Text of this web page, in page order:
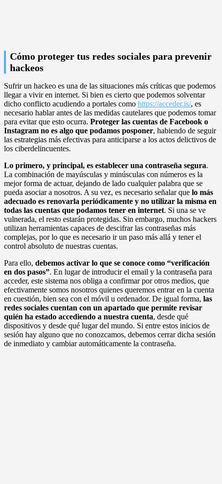
Cómo proteger tus redes sociales para prevenir
hackeos
Sufrir un hackeo es una de las situaciones más críticas que podemos
llegar a vivir en internet. Si bien es cierto que podemos solventar
dicho conflicto acudiendo a portales como https://acceder.is/, es
necesario hablar antes de las medidas cautelares que podemos tomar
para evitar que esto ocurra. Proteger las cuentas de Facebook o
Instagram no es algo que podamos posponer, habiendo de seguir
las estrategias más efectivas para anticiparse a los actos delictivos de
los ciberdelincuentes.
Lo primero, y principal, es establecer una contraseña segura.
La combinación de mayúsculas y minúsculas con números es la
mejor forma de actuar, dejando de lado cualquier palabra que se
pueda asociar a nosotros. A su vez, es necesario señalar que lo más
adecuado es renovarla periódicamente y no utilizar la misma en
todas las cuentas que podamos tener en internet. Si una se ve
vulnerada, el resto estarán protegidas. Sin embargo, muchos hackers
utilizan herramientas capaces de descifrar las contraseñas más
complejas, por lo que es necesario ir un paso más allá y tener el
control absoluto de nuestras cuentas.
Para ello, debemos activar lo que se conoce como “verificación
en dos pasos”. En lugar de introducir el email y la contraseña para
acceder, este sistema nos obliga a confirmar por otros medios, que
efectivamente somos nosotros quienes queremos entrar en la cuenta
en cuestión, bien sea con el móvil u ordenador. De igual forma, las
redes sociales cuentan con un apartado que permite revisar
quién ha estado accediendo a nuestra cuenta, desde qué
dispositivos y desde qué lugar del mundo. Si entre estos inicios de
sesión hay alguno que no conozcamos, debemos cerrar dicha sesión
de inmediato y cambiar automáticamente la contraseña.